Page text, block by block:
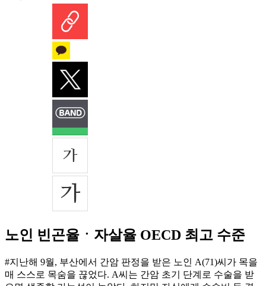
노인 빈곤율ㆍ자살율 OECD 최고 수준
#지난해 9월, 부산에서 간암 판정을 받은 노인 A(71)씨가 목을
매 스스로 목숨을 끊었다. A씨는 간암 초기 단계로 수술을 받